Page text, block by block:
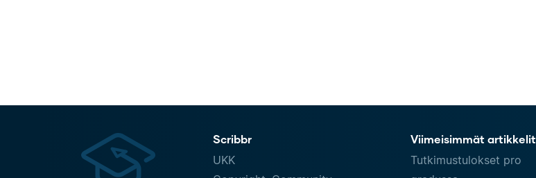
Scribbr
UKK
Viimeisimmät artikkelit
Tutkimustulokset pro